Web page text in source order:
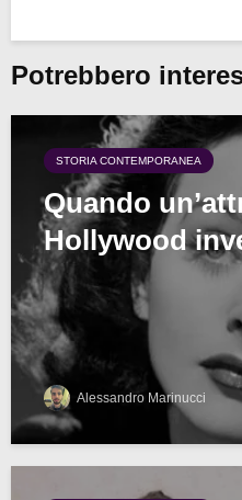
Potrebbero
STORIA CONTEMPORANEA
Quando
Hollywood
Alessandro Marinucci